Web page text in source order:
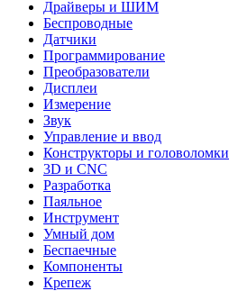
Драйверы и ШИМ
Беспроводные
Датчики
Программирование
Преобразователи
Дисплеи
Измерение
Звук
Управление и ввод
Конструкторы и головоломки
3D и CNC
Разработка
Паяльное
Инструмент
Умный дом
Беспаечные
Компоненты
Крепеж